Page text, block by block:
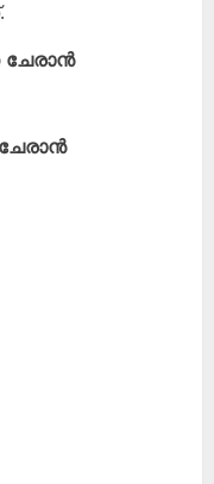
ചേരാൻ
ചേരാൻ